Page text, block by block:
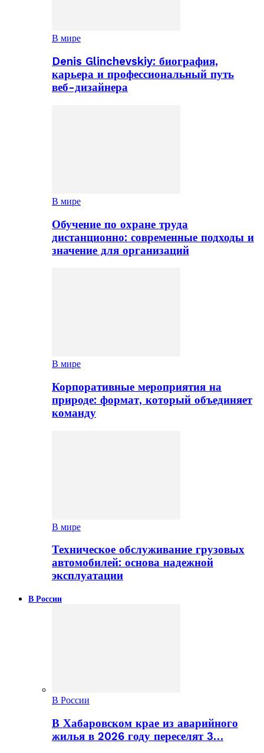
В мире
Denis Glinchevskiy: биография,
карьера и профессиональный путь
веб-дизайнера
В мире
Обучение по охране труда
дистанционно: современные подходы и
значение для организаций
В мире
Корпоративные мероприятия на
природе: формат, который объединяет
команду
В мире
Техническое обслуживание грузовых
автомобилей: основа надежной
эксплуатации
В России
В России
В Хабаровском крае из аварийного
жилья в 2026 году переселят 3…